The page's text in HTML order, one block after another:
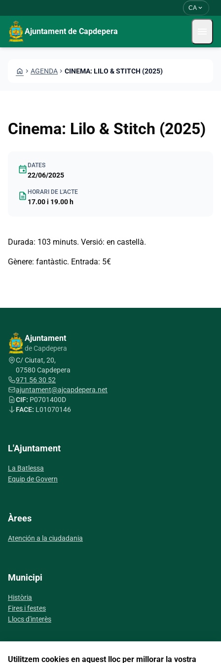
CA expand_more
Ajuntament de Capdepera
HOME CHEVRON_RIGHT AGENDA CHEVRON_RIGHT CINEMA: LILO & STITCH (2025)
Cinema: Lilo & Stitch (2025)
event DATES
22/06/2025
description HORARI DE L'ACTE
17.00 i 19.00 h
Durada: 103 minuts. Versió: en castellà.
Gènere: fantàstic. Entrada: 5€
Ajuntament
de Capdepera
C/ Ciutat, 20,
07580 Capdepera
971 56 30 52
ajuntament@ajcapdepera.net
CIF: P0701400D
FACE: L01070146
L'Ajuntament
La Batlessa
Equip de Govern
Àrees
Atención a la ciudadania
Municipi
Història
Fires i festes
Llocs d'interès
Utilitzem cookies en aquest lloc per millorar la vostra